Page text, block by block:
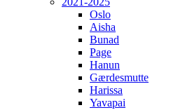
Oslo
Aisha
Bunad
Page
Hanun
Gærdesmutte
Harissa
Yavapai